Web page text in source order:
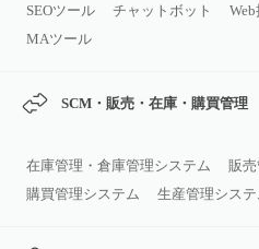
SEOツール
チャットボット
MAツール
SCM・販売・在庫・購買管理
在庫管理・倉庫管理システム
販
購買管理システム
生産管理システ